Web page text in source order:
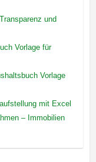
und
Vorlage für
Vorlage
mit Excel
– Immobilien